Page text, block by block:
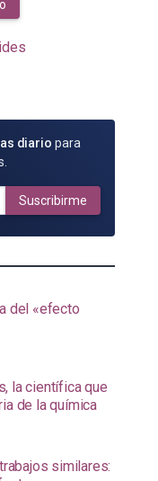
diario para
Suscribirme
del «efecto
la científica que
de la química
similares: